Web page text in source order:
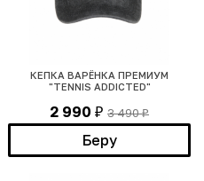
КЕПКА ВАРЁНКА ПРЕМИУМ
"TENNIS ADDICTED"
2 990 ₽ 3 490₽
Беру